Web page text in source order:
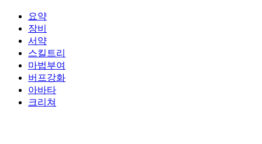
요약
장비
서약
스킬트리
마법부여
버프강화
아바타
크리쳐